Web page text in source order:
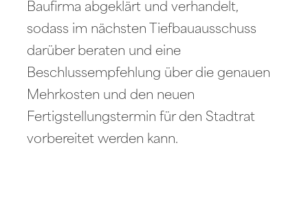
Baufirma abgeklärt und verhandelt,
sodass im nächsten Tiefbauausschuss
darüber beraten und eine
Beschlussempfehlung über die genauen
Mehrkosten und den neuen
Fertigstellungstermin für den Stadtrat
vorbereitet werden kann.